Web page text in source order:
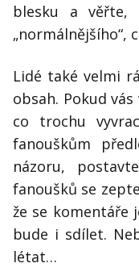
blesku a věřte,
„normálnějšího“,
Lidé také velmi
obsah. Pokud
co trochu
fanouškům
názoru,
fanoušků se
že se komentáře
bude i sdílet.
létat…